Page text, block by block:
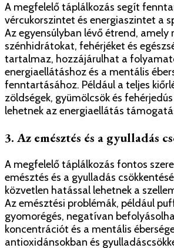
A megfelelő táplálkozás segít
vércukorszintet és energiaszintet a
Az egyensúlyban lévő étrend, amely
szénhidrátokat, fehérjéket és
tartalmaz, hozzájárulhat a
energiaellátáshoz és a mentális
fenntartásához. Például a teljes
zöldségek, gyümölcsök és
lehetnek az energiaellátás
3. Az emésztés és a gyulladás
A megfelelő táplálkozás fontos
emésztés és a gyulladás
közvetlen hatással lehetnek a
Az emésztési problémák, például
gyomorégés, negatívan
koncentrációt és a mentális
antioxidánsokban és